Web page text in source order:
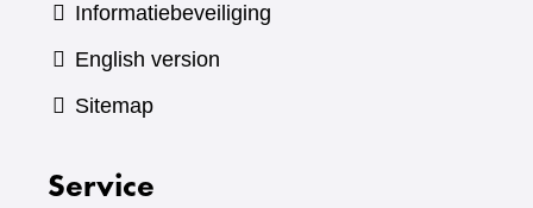
Informatiebeveiliging
English version
Sitemap
Service